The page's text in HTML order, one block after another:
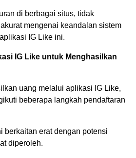
di berbagai situs, tidak
mengenai keandalan sistem
IG Like ini.
IG Like untuk Menghasilkan
uang melalui aplikasi IG Like,
beberapa langkah pendaftaran
berkaitan erat dengan potensi
diperoleh.